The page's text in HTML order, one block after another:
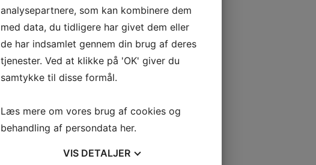
analysepartnere, som kan kombinere dem
med data, du tidligere har givet dem eller
de har indsamlet gennem din brug af deres
tjenester. Ved at klikke på 'OK' giver du
samtykke til disse formål.
Læs mere om vores brug af cookies og
behandling af persondata her.
VIS DETALJER